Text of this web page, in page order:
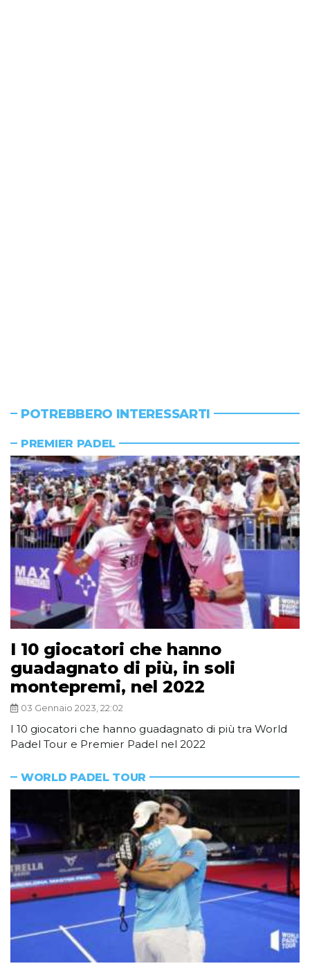
POTREBBERO INTERESSARTI
PREMIER PADEL
I 10 giocatori che hanno
guadagnato di più, in soli
montepremi, nel 2022
03 Gennaio 2023, 22:02
I 10 giocatori che hanno guadagnato di più tra World
Padel Tour e Premier Padel nel 2022
WORLD PADEL TOUR